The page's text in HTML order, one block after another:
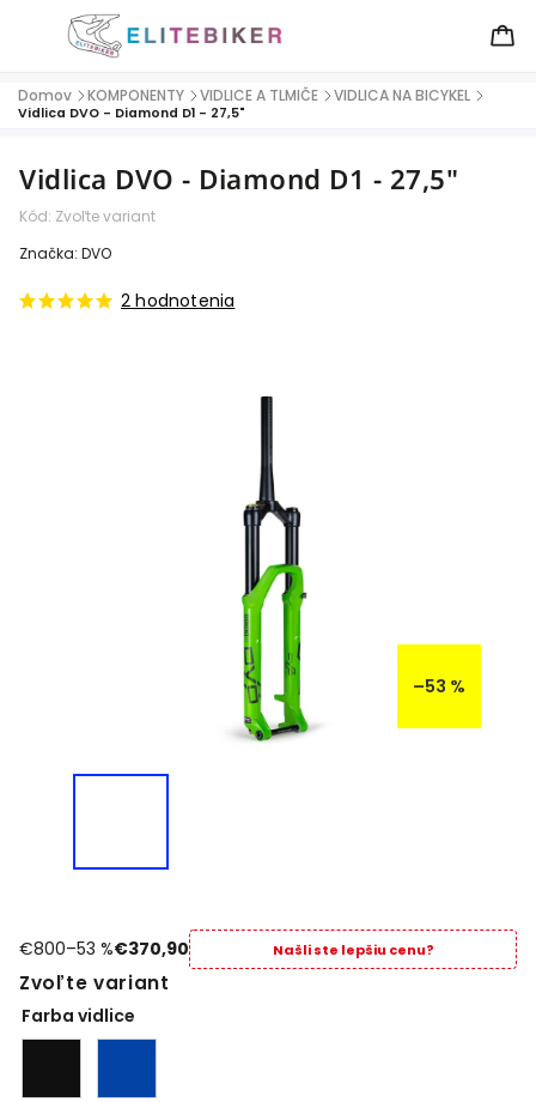
Domov / KOMPONENTY / VIDLICE A TLMIČE / VIDLICA NA BICYKEL /
Vidlica DVO - Diamond D1 - 27,5"
Vidlica DVO - Diamond D1 - 27,5"
Kód: Zvoľte variant
2 hodnotenia
Značka: DVO
–53 %
€800–53 %€370,90 Našli ste lepšiu cenu?
Zvoľte variant
Farba vidlice